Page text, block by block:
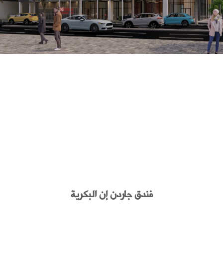
فندق جاردن إن البكرية